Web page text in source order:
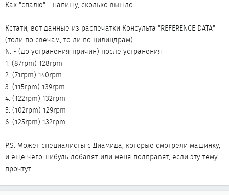
Как "спалю" - напишу, сколько вышло.
Кстати, вот данные из распечатки Консульта "REFERENCE DATA"
(толи по свечам, то ли по цилиндрам)
N. - (до устранения причин) после устранения
1. (87rpm) 128rpm
2. (71rpm) 140rpm
3. (115rpm) 139rpm
4. (122rpm) 132rpm
5. (102rpm) 129rpm
6. (125rpm) 132rpm
P.S. Может специалисты с Диамида, которые смотрели машинку,
и еще чего-нибудь добавят или меня подправят, если эту тему
прочтут...